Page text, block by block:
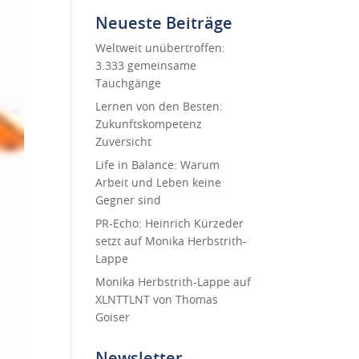
Neueste Beiträge
Weltweit unübertroffen:
3.333 gemeinsame
Tauchgänge
Lernen von den Besten:
Zukunftskompetenz
Zuversicht
Life in Balance: Warum
Arbeit und Leben keine
Gegner sind
PR-Echo: Heinrich Kürzeder
setzt auf Monika Herbstrith-
Lappe
Monika Herbstrith-Lappe auf
XLNTTLNT von Thomas
Goiser